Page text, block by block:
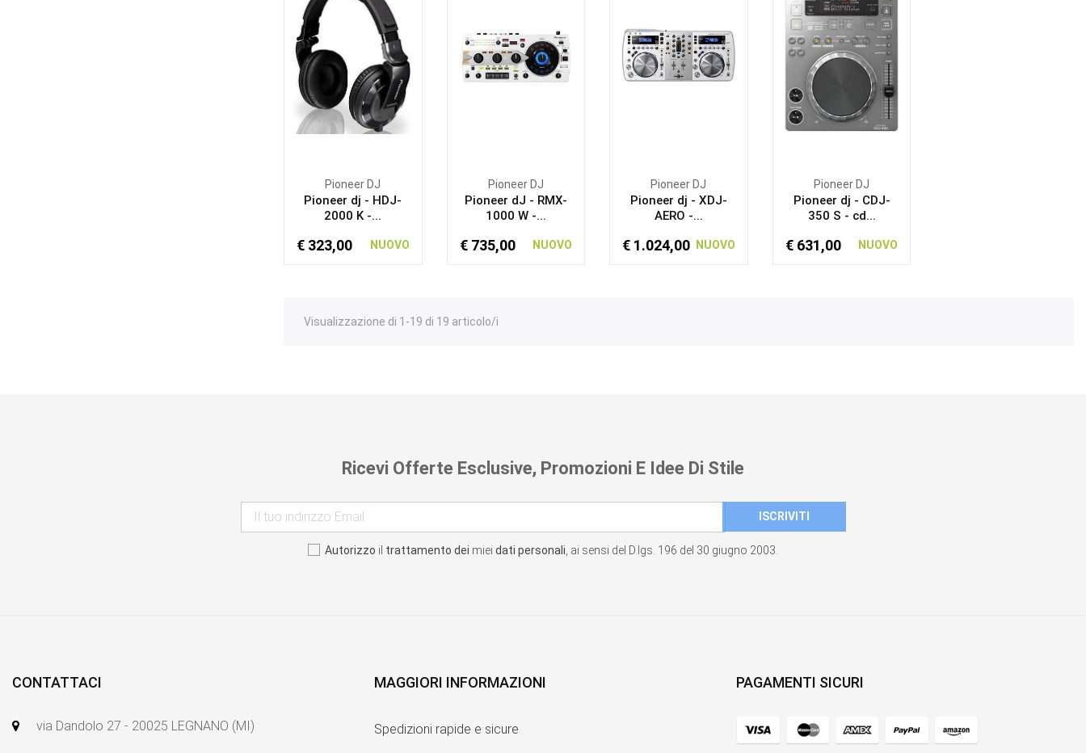
Pioneer DJ
Pioneer dj - HDJ-
2000 K -...
€ 323,00 NUOVO
Pioneer DJ
Pioneer dJ - RMX-
1000 W -...
€ 735,00 NUOVO
Pioneer DJ
Pioneer dj - XDJ-
AERO -...
€ 1.024,00 NUOVO
Pioneer DJ
Pioneer dj - CDJ-
350 S - cd...
€ 631,00 NUOVO
Visualizzazione di 1-19 di 19 articolo/i
Ricevi Offerte Esclusive, Promozioni E Idee Di Stile
Autorizzo il trattamento dei miei dati personali , ai sensi del D.lgs. 196 del 30 giugno 2003.
CONTATTACI
via Dandolo 27 - 20025 LEGNANO (MI)
MAGGIORI INFORMAZIONI
Spedizioni rapide e sicure
PAGAMENTI SICURI